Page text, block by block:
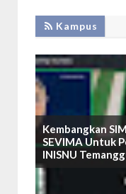
Kampus
Kembangkan
SEVIMA Untuk
INISNU